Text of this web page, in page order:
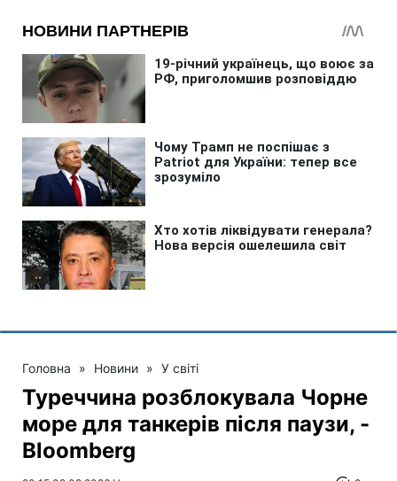
Головна » Новини » У світі
Туреччина розблокувала Чорне
море для танкерів після паузи, -
Bloomberg